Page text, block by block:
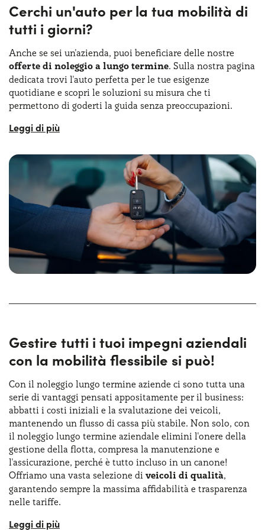
Cerchi un'auto per la tua mobilità di
tutti i giorni?
Anche se sei un'azienda, puoi beneficiare delle nostre
offerte di noleggio a lungo termine. Sulla nostra pagina
dedicata trovi l'auto perfetta per le tue esigenze
quotidiane e scopri le soluzioni su misura che ti
permettono di goderti la guida senza preoccupazioni.
Su Yoyomove, ogni mese carichiamo le migliori offerte
anche per la vita di tutti i giorni. I servizi inclusi sono gli
stessi: gestione burocrazia, assicurazioni, assistenza
24h/24, e sono tutti coperti dal canone mensile uguale
dall'inizio alla fine del contratto.
Yoyomove offre una vasta gamma di modelli, dai furgoni
compatti agli eleganti SUV, con offerte sempre aggiornate
eopzioni personalizzabili. Inoltre, dovresti anche
considerare che il noleggio a lungo termine partite IVA
presenta vantaggi fiscali significativi, tra cui la detrazione
immobilizzare liquidità.
conveniente, flessibile e adatto alle esigenze della tua
azienda o della tua attività professionale. Contattaci oggi
per scoprire le nostre offerte su misura per te!
Gestire tutti i tuoi impegni aziendali
con la mobilità flessibile si può!
Con il noleggio lungo termine aziende ci sono tutta una
serie di vantaggi pensati appositamente per il business:
abbatti i costi iniziali e la svalutazione dei veicoli,
mantenendo un flusso di cassa più stabile. Non solo, con
il noleggio lungo termine aziendale elimini l'onere della
gestione della flotta, compresa la manutenzione e
l'assicurazione, perché è tutto incluso in un canone!
Offriamo una vasta selezione di veicoli di qualità,
garantendo sempre la massima affidabilità e trasparenza
nelle tariffe.
Sul nostro sito troverai tantissime